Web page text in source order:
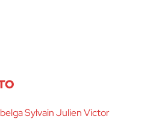
Sylvain Julien Victor